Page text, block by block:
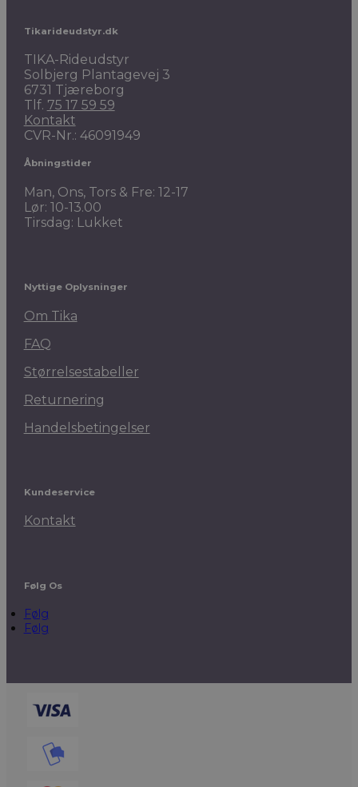
Tikarideudstyr.dk
TIKA-Rideudstyr
Solbjerg Plantagevej 3
6731 Tjæreborg
Tlf. 75 17 59 59
Kontakt
CVR-Nr.: 46091949
Åbningstider
Man, Ons, Tors & Fre: 12-17
Lør: 10-13.00
Tirsdag: Lukket
Nyttige Oplysninger
Om Tika
FAQ
Størrelsestabeller
Returnering
Handelsbetingelser
Kundeservice
Kontakt
Følg Os
Følg
Følg